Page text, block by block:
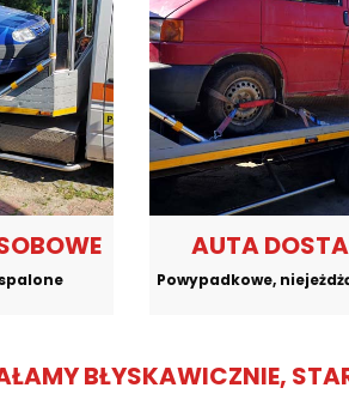
AUTA
Powypadkowe,
BŁYSKAWICZNIE,